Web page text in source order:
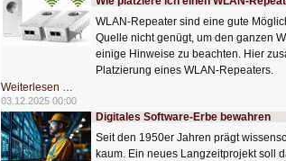
antikes
Puzzle
in
Pompeji
WLAN-Repeater sind eine gute
Quelle nicht genügt, um den ganzen
einige Hinweise zu beachten. Hier
Platzierung eines WLAN-Repeaters.
Weiterlesen …
platziere
ich
einen
WLAN-
Repeater?
03.12.2025 00:00
Digitales Software-Erbe bewahren
Seit den 1950er Jahren prägt
kaum. Ein neues Langzeitprojekt soll